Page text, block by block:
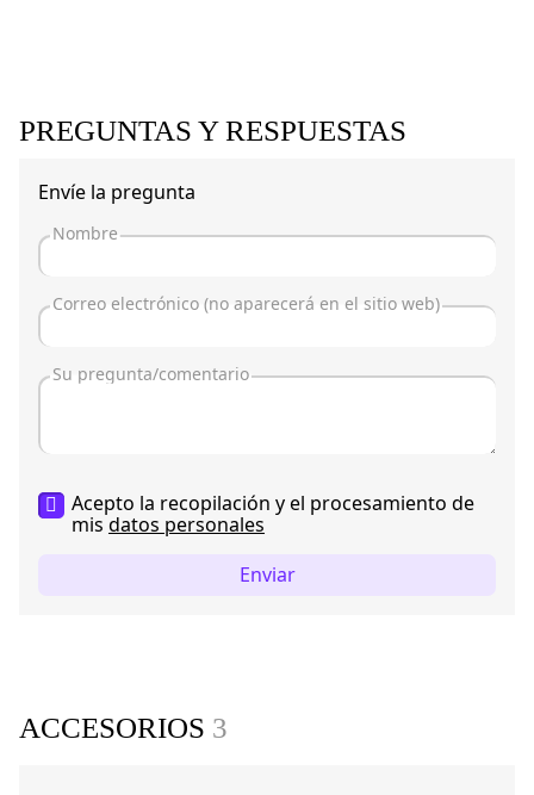
PREGUNTAS Y RESPUESTAS
Envíe la pregunta
Acepto la recopilación y el procesamiento de
mis datos personales
Enviar
ACCESORIOS 3